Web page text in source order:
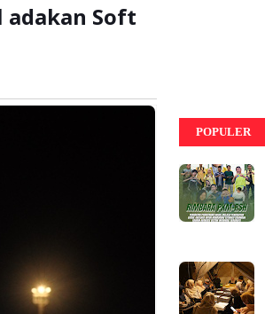
adakan Soft
POPULER